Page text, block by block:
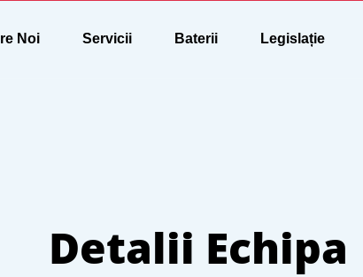
Noi Servicii Baterii Legislație
Detalii Echipa